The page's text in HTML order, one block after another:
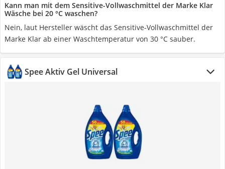
Kann man mit dem Sensitive-Vollwaschmittel der Marke Klar
Wäsche bei 20 °C waschen?
Nein, laut Hersteller wäscht das Sensitive-Vollwaschmittel der
Marke Klar ab einer Waschtemperatur von 30 °C sauber.
Spee Aktiv Gel Universal